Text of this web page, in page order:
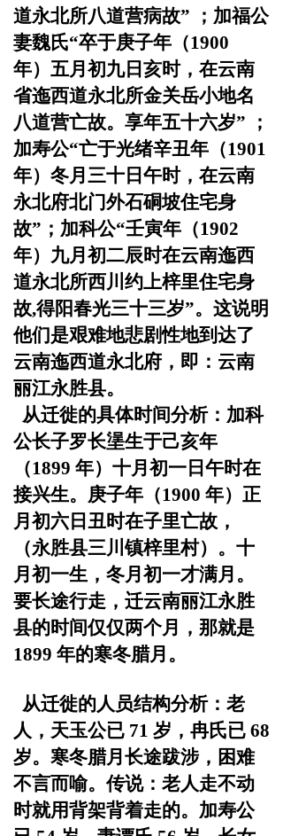
道永北所八道营病故” ； 加福公
妻魏氏“卒于庚子年（1900
年）五月初九日亥时，在云南
省迤西道永北所金关岳小地名
八道营亡故。享年五十六岁” ；
加寿公“亡于光绪辛丑年（1901
年）冬月三十日午时， 在云南
永北府北门外石硐坡住宅身
故”；加科公“壬寅年 （1902
年）九月初二辰时在云南迤西
道永北所西川约上梓里住宅身
故,得阳春光三十三岁”。这说明
他们是艰难地悲剧性地到达了
云南迤西道永北府，即：云南
丽江永胜县。
从迁徙的具体时间分析：加科
公长子罗长塣生于己亥年
（1899 年）十月初一日午时在
接兴生。庚子年（1900 年） 正
月初六日丑时在子里亡故，
（永胜县三川镇梓里村）。十
月 初一生，冬月初一才满月。
要长途行走，迁云南丽江永胜
县的时间仅仅两个月，那就是
1899 年的寒冬腊月。
从迁徙的人员结构分析：老
人，天玉公已 71 岁，冉氏已 68
岁。寒冬腊月长途跋涉，困难
不言而喻。传说：老人走不动
时就用背架背着走的。 加寿公